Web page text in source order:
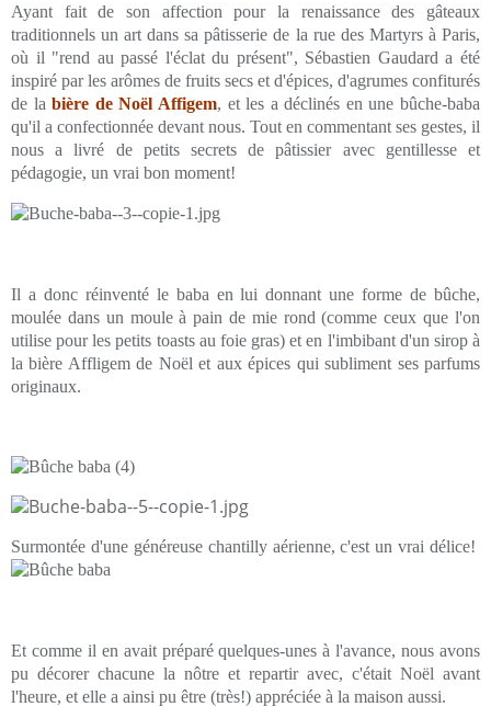
Ayant fait de son affection pour la renaissance des gâteaux
traditionnels un art dans sa pâtisserie de la rue des Martyrs à Paris,
où il "rend au passé l'éclat du présent", Sébastien Gaudard a été
inspiré par les arômes de fruits secs et d'épices, d'agrumes confiturés
de labière de Noël Affigem, et les a déclinés en une bûche-baba
qu'il a confectionnée devant nous. Tout en commentant ses gestes, il
nous a livré de petits secrets de pâtissier avec gentillesse et
pédagogie, un vrai bon moment!
Il a donc réinventé le baba en lui donnant une forme de bûche,
moulée dans un moule à pain de mie rond (comme ceux que l'on
utilise pour les petits toasts au foie gras) et en l'imbibant d'un sirop à
la bière Affligem de Noël et aux épices qui subliment ses parfums
originaux.
Surmontée d'une généreuse chantilly aérienne, c'est un vrai délice!
Et comme il en avait préparé quelques-unes à l'avance, nous avons
pu décorer chacune la nôtre et repartir avec, c'était Noël avant
l'heure, et elle a ainsi pu être (très!) appréciée à la maison aussi.